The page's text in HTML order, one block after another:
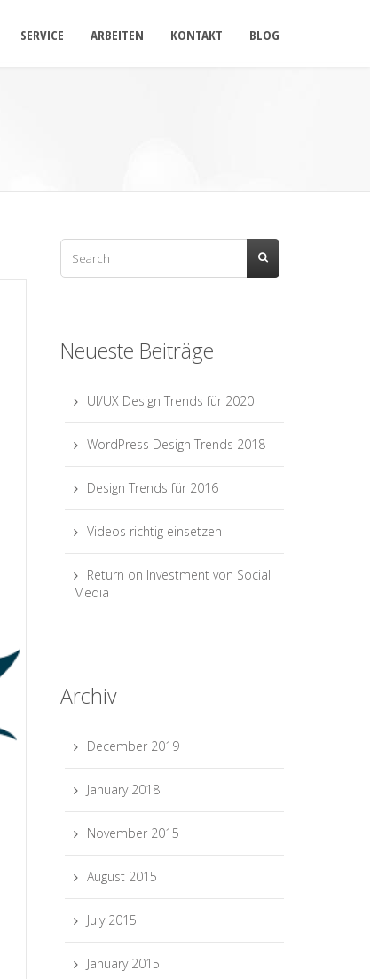
SERVICE ARBEITEN KONTAKT BLOG
Neueste Beiträge
UI/UX Design Trends für 2020
WordPress Design Trends 2018
Design Trends für 2016
Videos richtig einsetzen
Return on Investment von Social
Media
Archiv
December 2019
January 2018
November 2015
August 2015
July 2015
January 2015